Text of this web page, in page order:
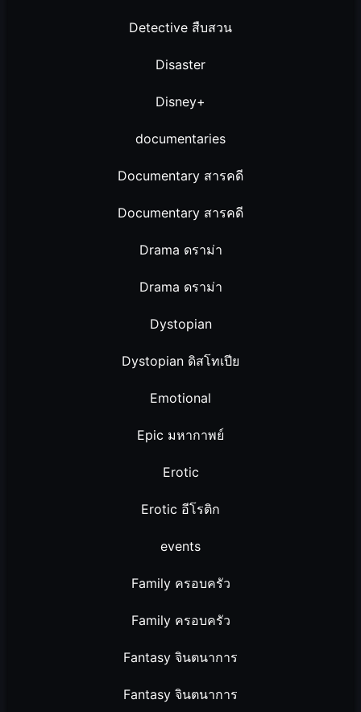
Detective สืบสวน
Disaster
Disney+
documentaries
Documentary สารคดี
Documentary สารคดี
Drama ดราม่า
Drama ดราม่า
Dystopian
Dystopian ดิสโทเปีย
Emotional
Epic มหากาพย์
Erotic
Erotic อีโรติก
events
Family ครอบครัว
Family ครอบครัว
Fantasy จินตนาการ
Fantasy จินตนาการ